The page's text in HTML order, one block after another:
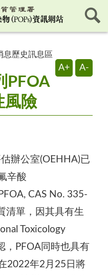
息歷史訊息區
A+ A-
PFOA
風險
辦公室(OEHHA)已
辛酸
CAS No. 335-
清單，因其具有生
Toxicology
，PFOA同時也具有
2022年2月25日將